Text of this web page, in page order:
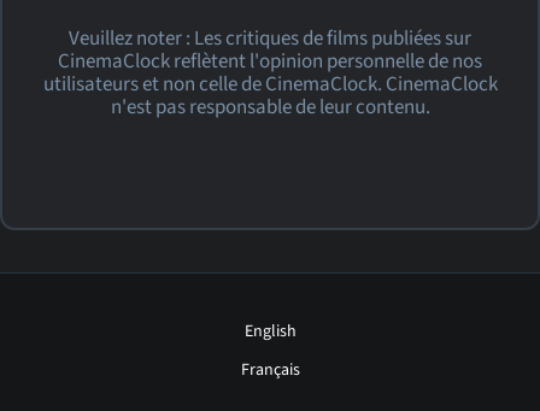
Veuillez noter : Les critiques de films publiées sur
CinemaClock reflètent l'opinion personnelle de nos
utilisateurs et non celle de CinemaClock. CinemaClock
n'est pas responsable de leur contenu.
English
Français